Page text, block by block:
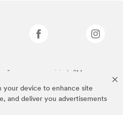
your device to enhance site
and deliver you advertisements
são marcas comerciais da 3M.